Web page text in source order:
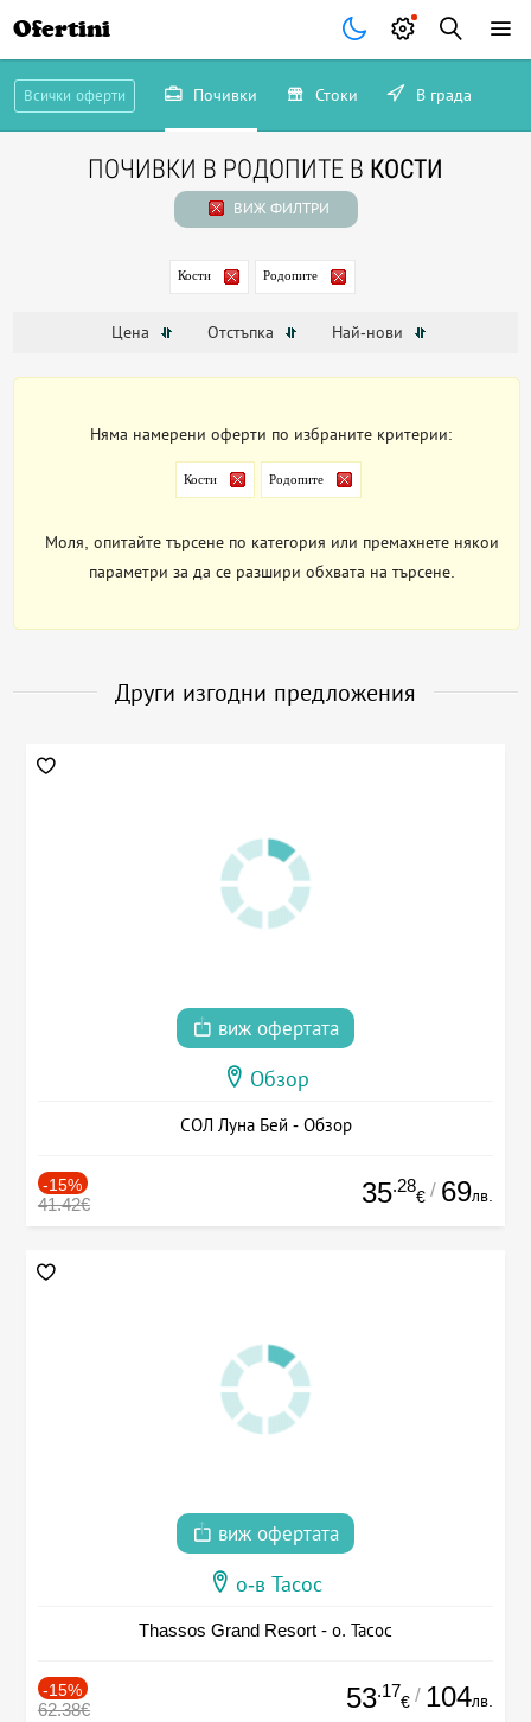
Ofertini
Всички оферти Почивки Стоки В града
ПОЧИВКИ В РОДОПИТЕ В КОСТИ
ВИЖ ФИЛТРИ
Кости Родопите
Цена Отстъпка Най-нови
Няма намерени оферти по избраните критерии:
Кости Родопите
Моля, опитайте търсене по категория или премахнете някои
параметри за да се разшири обхвата на търсене.
Други изгодни предложения
виж офертата
Обзор
СОЛ Луна Бей - Обзор
-15%
41.42€ 35.28
€ / 69лв.
виж офертата
о-в Тасос
Thassos Grand Resort - о. Тасос
-15%
62.38€ 53.17
€ / 104лв.